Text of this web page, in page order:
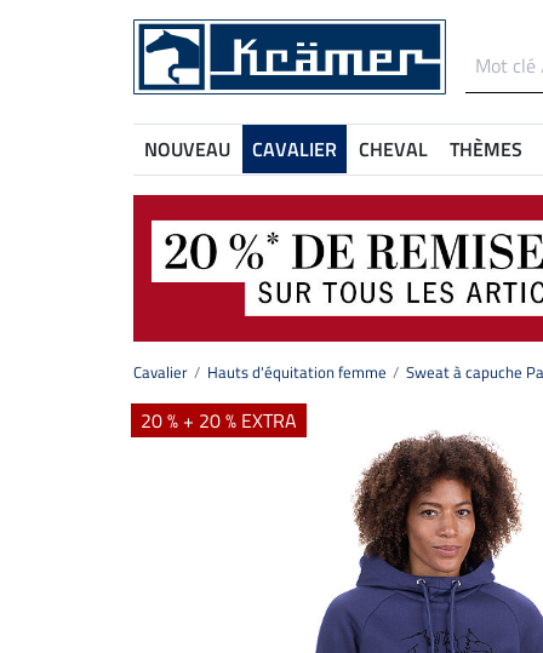
NOUVEAU CAVALIER CHEVAL THÈMES
Cavalier Hauts d'équitation femme Sweat à capuche
20 % + 20 % EXTRA